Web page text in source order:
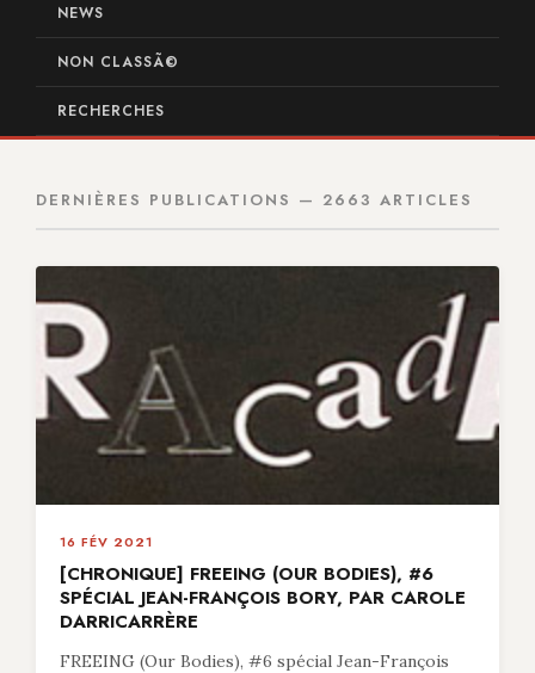
NEWS
NON CLASSÃ©
RECHERCHES
DERNIÈRES PUBLICATIONS — 2663 ARTICLES
16 FÉV 2021
[CHRONIQUE] FREEING (OUR BODIES), #6
SPÉCIAL JEAN-FRANÇOIS BORY, PAR CAROLE
DARRICARRÈRE
FREEING (Our Bodies), #6 spécial Jean-François